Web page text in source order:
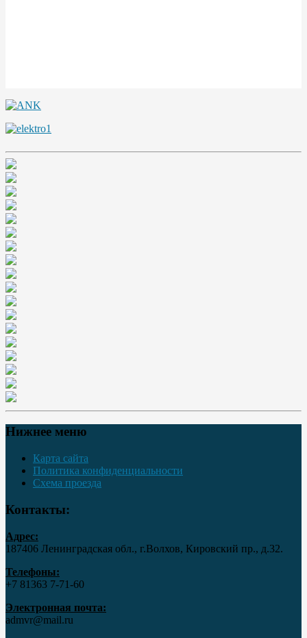
Нижнее меню
Карта сайта
Политика конфиденциальности
Схема проезда
Контакты:
Адрес:
187406 Ленинградская обл., г.Волхов, Кировский пр., д.32.
Телефоны:
+7 81363 7‑71-60
Электронная почта:
admvr@mail.ru